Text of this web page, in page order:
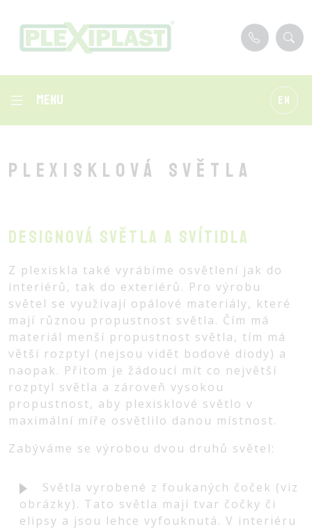
Menu EN
Plexisklová světla
Designová světla a svítidla
Z plexiskla také vyrábíme osvětlení jak do
interiérů, tak do exteriérů. Pro výrobu
světel se využívají opálové materiály, které
mají různou propustnost světla. Čím má
materiál menší propustnost světla, tím má
větší rozptyl (nejsou vidět bodové diody) a
naopak. Přitom je žádoucí mít co největší
rozptyl světla a zároveň vysokou
propustnost, aby plexisklové světlo v
maximální míře osvětlilo danou místnost.
Zabýváme se výrobou dvou druhů světel:
Světla vyrobené z foukaných čoček (viz
obrázky). Tato světla mají tvar čočky či
elipsy a jsou lehce vyfouknutá. V interiéru